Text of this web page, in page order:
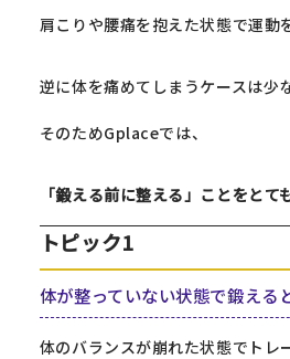
肩こりや腰痛を抱えた状態で運動
逆に体を痛めてしまうケースは少
そのためGplaceでは、
「鍛える前に整える」ことをとて
トピック1
体が整っていない状態で鍛える
体のバランスが崩れた状態でトレ